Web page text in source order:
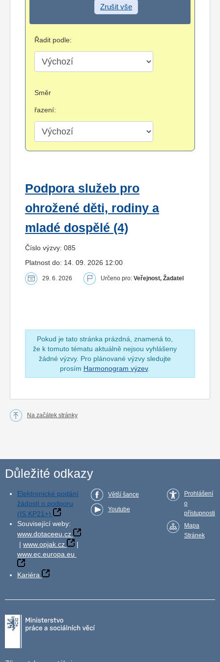
Zrušit vše
Řadit podle:
Směr
řazení:
Podpora služeb pro
ohrožené děti, rodiny a
mladé dospělé (4)
Číslo výzvy: 085
Platnost do: 14. 09. 2026 12:00
29. 6. 2026 Určeno pro: Veřejnost, Žadatel
Pokud je tato stránka prázdná, znamená to,
že k tomuto tématu aktuálně nejsou vyhlášeny
žádné výzvy. Pro plánované výzvy sledujte
prosím Harmonogram výzev.
Na začátek stránky
Důležité odkazy
Elektronické podání
žádosti o podporu
(IS KP21+)
Související weby:
www.dotaceeu.cz
| www.opjak.cz
|
www.ec.europa.eu
Kariéra
Větší šance
Youtube
Prohlášení
o
přístupnosti
Mapa
Stránek